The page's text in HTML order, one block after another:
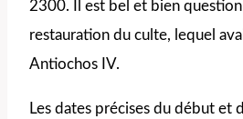
2300. Il est bel et bien
restauration du culte, lequel
Antiochos IV.
Les dates précises du début et